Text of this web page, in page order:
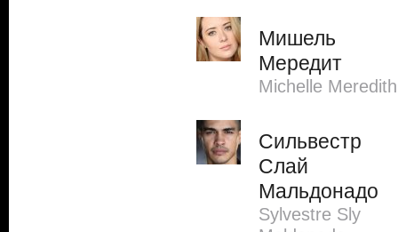
Мишель
Мередит
Michelle Meredith
Сильвестр
Слай
Мальдонадо
Sylvestre Sly